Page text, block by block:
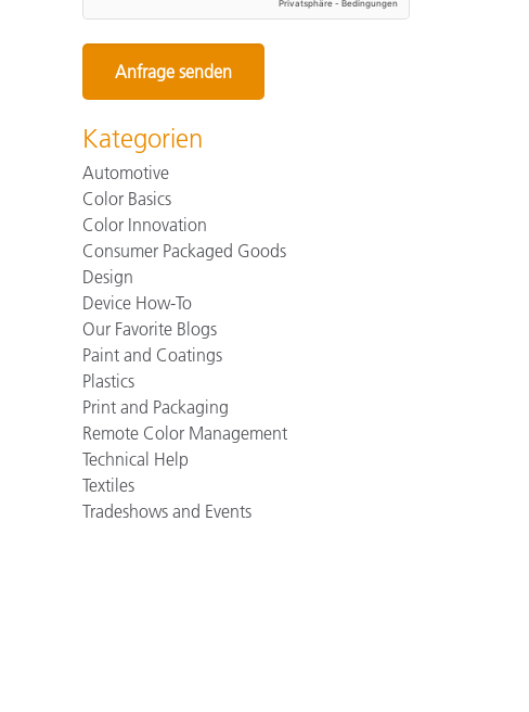
Kategorien
Automotive
Color Basics
Color Innovation
Consumer Packaged Goods
Design
Device How-To
Our Favorite Blogs
Paint and Coatings
Plastics
Print and Packaging
Remote Color Management
Technical Help
Textiles
Tradeshows and Events